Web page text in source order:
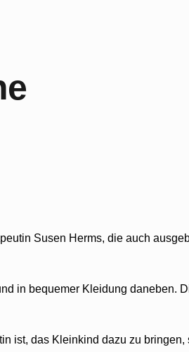
Susen Herms, die auch
in bequemer Kleidung daneben.
ist, das Kleinkind dazu zu bringen,